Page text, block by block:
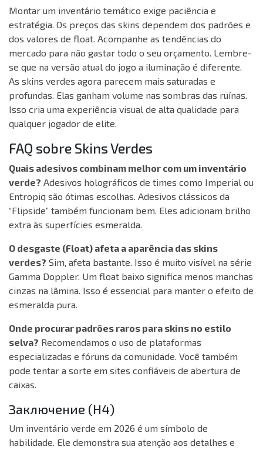
Montar um inventário temático exige paciência e
estratégia. Os preços das skins dependem dos padrões e
dos valores de float. Acompanhe as tendências do
mercado para não gastar todo o seu orçamento. Lembre-
se que na versão atual do jogo a iluminação é diferente.
As skins verdes agora parecem mais saturadas e
profundas. Elas ganham volume nas sombras das ruínas.
Isso cria uma experiência visual de alta qualidade para
qualquer jogador de elite.
FAQ sobre Skins Verdes
Quais adesivos combinam melhor com um inventário
verde? Adesivos holográficos de times como Imperial ou
Entropiq são ótimas escolhas. Adesivos clássicos da
“Flipside” também funcionam bem. Eles adicionam brilho
extra às superfícies esmeralda.
O desgaste (Float) afeta a aparência das skins
verdes? Sim, afeta bastante. Isso é muito visível na série
Gamma Doppler. Um float baixo significa menos manchas
cinzas na lâmina. Isso é essencial para manter o efeito de
esmeralda pura.
Onde procurar padrões raros para skins no estilo
selva? Recomendamos o uso de plataformas
especializadas e fóruns da comunidade. Você também
pode tentar a sorte em sites confiáveis de abertura de
caixas.
Заключение (H4)
Um inventário verde em 2026 é um símbolo de
habilidade. Ele demonstra sua atenção aos detalhes e